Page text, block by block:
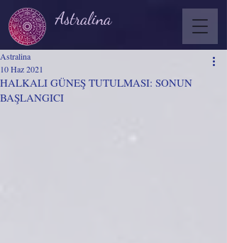
Astralina
HALKALI GÜNEŞ TUTULMASI: SONUN
BAŞLANGICI
Astralina
10 Haz 2021